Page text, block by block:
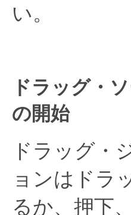
い。
ドラッグ・
の開始
ドラッグ・
ョンはドラ
るか、押下